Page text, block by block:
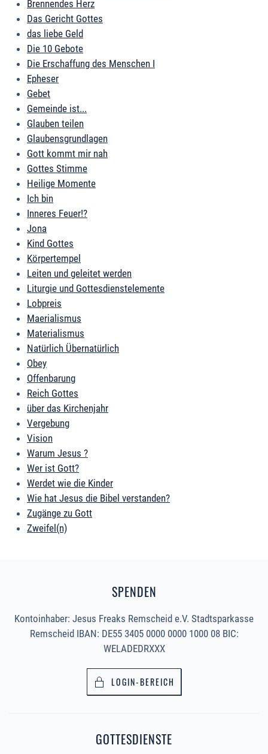
Brennendes Herz
Das Gericht Gottes
das liebe Geld
Die 10 Gebote
Die Erschaffung des Menschen I
Epheser
Gebet
Gemeinde ist...
Glauben teilen
Glaubensgrundlagen
Gott kommt mir nah
Gottes Stimme
Heilige Momente
Ich bin
Inneres Feuer!?
Jona
Kind Gottes
Körpertempel
Leiten und geleitet werden
Liturgie und Gottesdienstelemente
Lobpreis
Maerialismus
Materialismus
Natürlich Übernatürlich
Obey
Offenbarung
Reich Gottes
über das Kirchenjahr
Vergebung
Vision
Warum Jesus ?
Wer ist Gott?
Werdet wie die Kinder
Wie hat Jesus die Bibel verstanden?
Zugänge zu Gott
Zweifel(n)
SPENDEN
Kontoinhaber: Jesus Freaks Remscheid e.V. Stadtsparkasse
Remscheid IBAN: DE55 3405 0000 0000 1000 08 BIC:
WELADEDRXXX
LOGIN-BEREICH
GOTTESDIENSTE